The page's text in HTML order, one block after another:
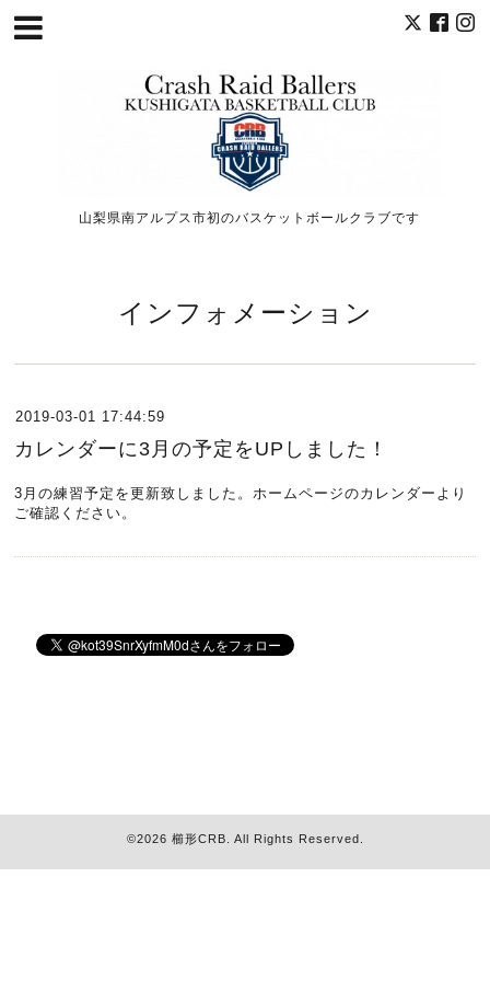
山梨県南アルプス市初のバスケットボールクラブです
インフォメーション
2019-03-01 17:44:59
カレンダーに3月の予定をUPしました！
3月の練習予定を更新致しました。ホームページのカレンダーより
ご確認ください。
©2026 櫛形CRB . All Rights Reserved.